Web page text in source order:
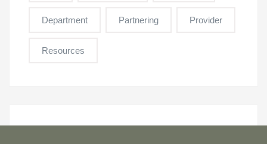
Department Partnering Provider
Resources